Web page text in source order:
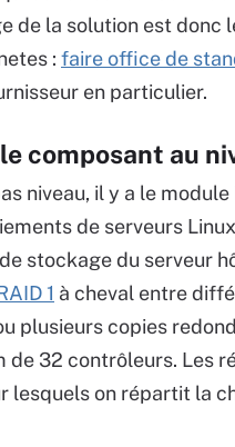
de la solution est
: faire office de
en particulier.
composant au
niveau, il y a le
de serveurs
stockage du serveur
1 à cheval entre
plusieurs copies
de 32 contrôleurs. Les
lesquels on répartit la